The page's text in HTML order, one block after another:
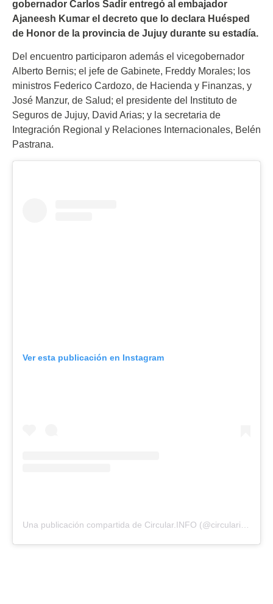
gobernador Carlos Sadir entregó al embajador
Ajaneesh Kumar el decreto que lo declara Huésped
de Honor de la provincia de Jujuy durante su estadía.
Del encuentro participaron además el vicegobernador
Alberto Bernis; el jefe de Gabinete, Freddy Morales; los
ministros Federico Cardozo, de Hacienda y Finanzas, y
José Manzur, de Salud; el presidente del Instituto de
Seguros de Jujuy, David Arias; y la secretaria de
Integración Regional y Relaciones Internacionales, Belén
Pastrana.
Ver esta publicación en Instagram